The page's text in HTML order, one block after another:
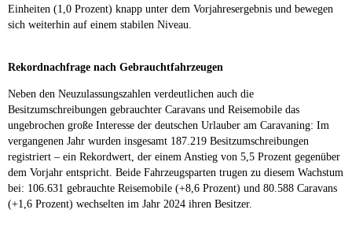
Einheiten (1,0 Prozent) knapp unter dem Vorjahresergebnis und bewegen
sich weiterhin auf einem stabilen Niveau.
Rekordnachfrage nach Gebrauchtfahrzeugen
Neben den Neuzulassungszahlen verdeutlichen auch die
Besitzumschreibungen gebrauchter Caravans und Reisemobile das
ungebrochen große Interesse der deutschen Urlauber am Caravaning: Im
vergangenen Jahr wurden insgesamt 187.219 Besitzumschreibungen
registriert – ein Rekordwert, der einem Anstieg von 5,5 Prozent gegenüber
dem Vorjahr entspricht. Beide Fahrzeugsparten trugen zu diesem Wachstum
bei: 106.631 gebrauchte Reisemobile (+8,6 Prozent) und 80.588 Caravans
(+1,6 Prozent) wechselten im Jahr 2024 ihren Besitzer.